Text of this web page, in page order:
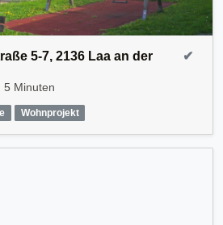
5-7, 2136 Laa an der
5 Minuten
Wohnprojekt
✔